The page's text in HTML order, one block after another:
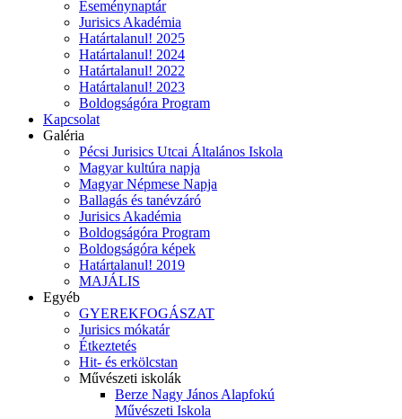
Eseménynaptár
Jurisics Akadémia
Határtalanul! 2025
Határtalanul! 2024
Határtalanul! 2022
Határtalanul! 2023
Boldogságóra Program
Kapcsolat
Galéria
Pécsi Jurisics Utcai Általános Iskola
Magyar kultúra napja
Magyar Népmese Napja
Ballagás és tanévzáró
Jurisics Akadémia
Boldogságóra Program
Boldogságóra képek
Határtalanul! 2019
MAJÁLIS
Egyéb
GYEREKFOGÁSZAT
Jurisics mókatár
Étkeztetés
Hit- és erkölcstan
Művészeti iskolák
Berze Nagy János Alapfokú
Művészeti Iskola